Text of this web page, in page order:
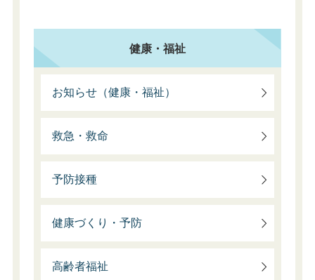
健康・福祉
お知らせ（健康・福祉）
救急・救命
予防接種
健康づくり・予防
高齢者福祉